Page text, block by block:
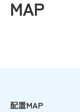
MAP
配置MAP